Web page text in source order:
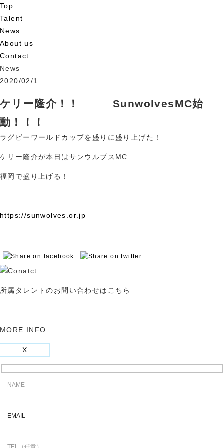
Top
Talent
News
About us
Contact
News
2020/02/1
ケリー隆介！！ SunwolvesMC始
動！！！
ラグビーワールドカップを盛りに盛り上げた！
ケリー隆介が本日はサンウルブスMC
福岡で盛り上げる！
https://sunwolves.or.jp
所属タレントのお問い合わせはこちら
MORE INFO
X